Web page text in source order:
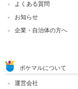
よくある質問
お知らせ
企業・自治体の方へ
ポケマルについて
運営会社